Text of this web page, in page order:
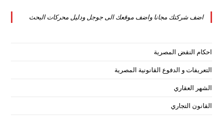
tab
new
اضف شركتك مجانا واضف موقعك الى جوجل ودليل محركات البحث
احكام النقض المصرية
التعريفات و الدفوع القانونية المصرية
الشهر العقاري
القانون التجاري